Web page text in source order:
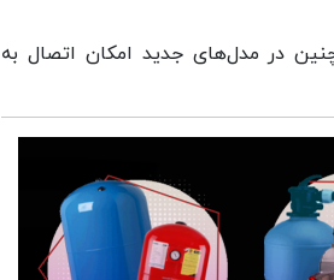
در مدل‌های جدید امکان اتصال به